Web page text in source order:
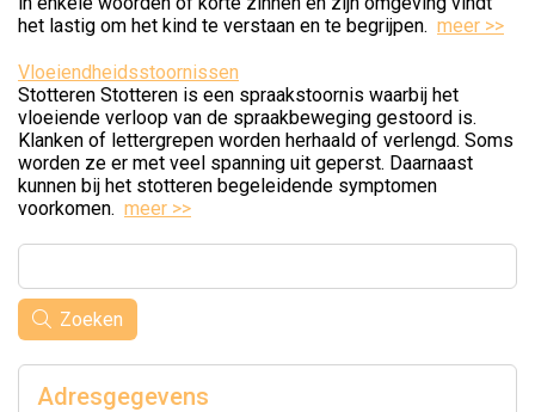
het lastig om het kind te verstaan en te begrijpen. meer >>
Vloeiendheidsstoornissen
Stotteren Stotteren is een spraakstoornis waarbij het
vloeiende verloop van de spraakbeweging gestoord is.
Klanken of lettergrepen worden herhaald of verlengd. Soms
worden ze er met veel spanning uit geperst. Daarnaast
kunnen bij het stotteren begeleidende symptomen
voorkomen. meer >>
Zoeken
Adresgegevens